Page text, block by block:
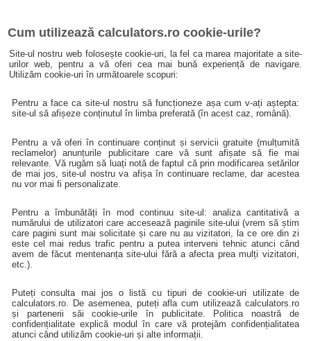
Cum utilizează calculators.ro cookie-urile?
Site-ul nostru web folosește cookie-uri, la fel ca marea majoritate a site-
urilor web, pentru a vă oferi cea mai bună experiență de navigare.
Utilizăm cookie-uri în următoarele scopuri:
Pentru a face ca site-ul nostru să funcționeze așa cum v-ați aștepta:
site-ul să afișeze conținutul în limba preferată (în acest caz, română).
Pentru a vă oferi în continuare conținut și servicii gratuite (mulțumită
reclamelor) anunțurile publicitare care vă sunt afișate să fie mai
relevante. Vă rugăm să luați notă de faptul că prin modificarea setărilor
de mai jos, site-ul nostru va afișa în continuare reclame, dar acestea
nu vor mai fi personalizate.
Pentru a îmbunătăți în mod continuu site-ul: analiza cantitativă a
numărului de utilizatori care accesează paginile site-ului (vrem să știm
care pagini sunt mai solicitate și care nu au vizitatori, la ce ore din zi
este cel mai redus trafic pentru a putea interveni tehnic atunci când
avem de făcut mentenanța site-ului fără a afecta prea mulți vizitatori,
etc.).
Puteți consulta mai jos o listă cu tipuri de cookie-uri utilizate de
calculators.ro. De asemenea, puteți afla cum utilizează calculators.ro
și partenerii săi cookie-urile în publicitate. Politica noastră de
confidențialitate explică modul în care vă protejăm confidențialitatea
atunci când utilizăm cookie-uri și alte informații.